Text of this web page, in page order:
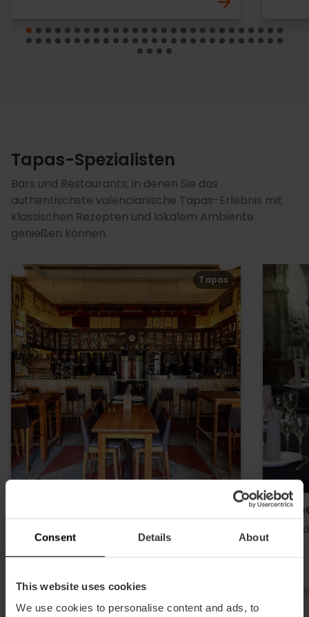
Consent Details About
This website uses cookies
We use cookies to personalise content and ads, to
Tapas-Spezialisten
Bars und Restaurants, in denen Sie das
authentischste valencianische Tapas-Erlebnis mit
klassischen Rezepten und lokalem Ambiente
genießen können.
Seestädte und Strände
4 We’re Smart Green Guide
Tapas
Stadt